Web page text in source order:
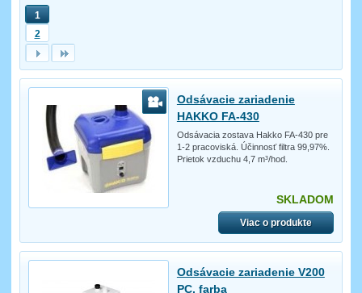
1
2
Odsávacie zariadenie
HAKKO FA-430
Odsávacia zostava Hakko FA-430 pre
1-2 pracoviská. Účinnosť filtra 99,97%.
Prietok vzduchu 4,7 m³/hod.
SKLADOM
Viac o produkte
Odsávacie zariadenie V200
PC, farba